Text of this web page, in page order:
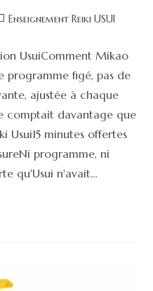
Enseignement Reiki USUI
UsuiComment Mikao
programme figé, pas de
ajustée à chaque
comptait davantage que
Usui15 minutes offertes
programme, ni
qu'Usui n'avait…